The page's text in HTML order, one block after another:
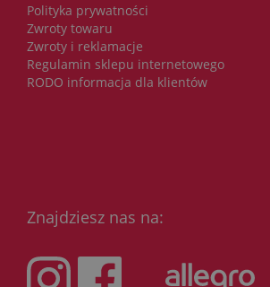
Polityka prywatności
Zwroty towaru
Zwroty i reklamacje
Regulamin sklepu internetowego
RODO informacja dla klientów
Znajdziesz nas na: